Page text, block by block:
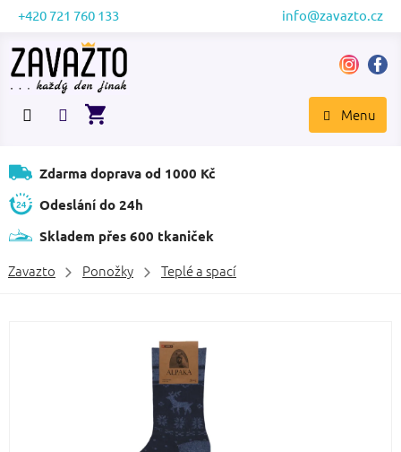
Přejít
obsah
+420 721 760 133 info@zavazto.cz
NÁKUPNÍ
Zdarma doprava od 1000 Kč
Odeslání do 24h
Skladem přes 600 tkaniček
Zavazto Ponožky Teplé a spací